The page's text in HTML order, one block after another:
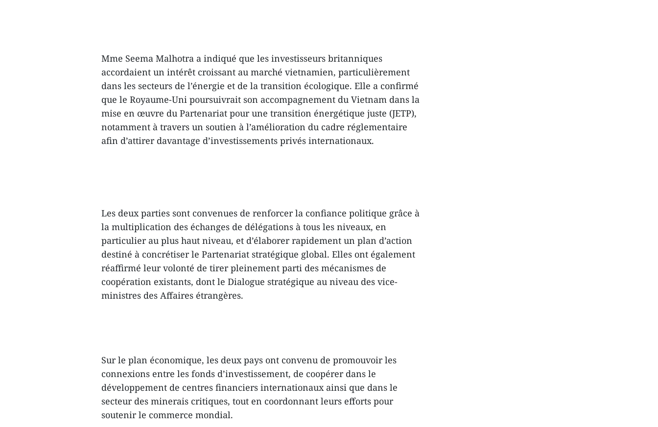
Mme Seema Malhotra a indiqué que les investisseurs britanniques
accordaient un intérêt croissant au marché vietnamien, particulièrement
dans les secteurs de l’énergie et de la transition écologique. Elle a confirmé
que le Royaume-Uni poursuivrait son accompagnement du Vietnam dans la
mise en œuvre du Partenariat pour une transition énergétique juste (JETP),
notamment à travers un soutien à l’amélioration du cadre réglementaire
afin d’attirer davantage d’investissements privés internationaux.
Les deux parties sont convenues de renforcer la confiance politique grâce à
la multiplication des échanges de délégations à tous les niveaux, en
particulier au plus haut niveau, et d’élaborer rapidement un plan d’action
destiné à concrétiser le Partenariat stratégique global. Elles ont également
réaffirmé leur volonté de tirer pleinement parti des mécanismes de
coopération existants, dont le Dialogue stratégique au niveau des vice-
ministres des Affaires étrangères.
Sur le plan économique, les deux pays ont convenu de promouvoir les
connexions entre les fonds d’investissement, de coopérer dans le
développement de centres financiers internationaux ainsi que dans le
secteur des minerais critiques, tout en coordonnant leurs efforts pour
soutenir le commerce mondial.